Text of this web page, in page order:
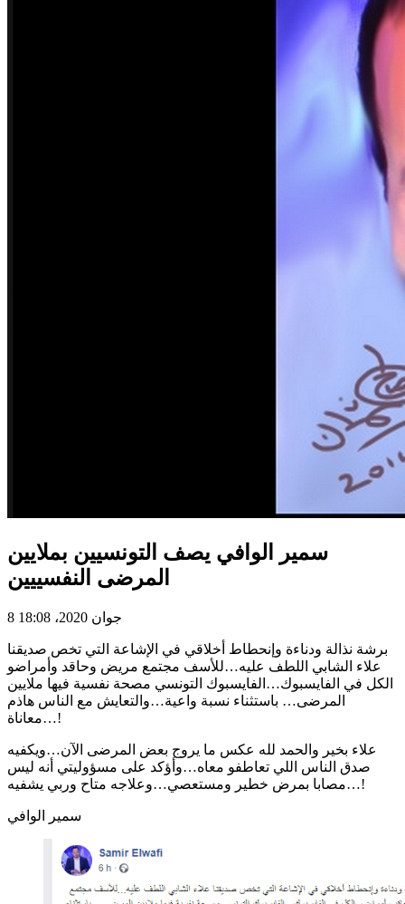
سمير الوافي يصف التونسيين بملايين
المرضى النفسييين
8 جوان 2020، 18:08
برشة نذالة ودناءة وإنحطاط أخلاقي في الإشاعة التي تخص صديقنا
علاء الشابي اللطف عليه…للأسف مجتمع مريض وحاقد وأمراضو
الكل في الفايسبوك…الفايسبوك التونسي مصحة نفسية فيها ملايين
المرضى… باستثناء نسبة واعية…والتعايش مع الناس هاذم
معاناة…!
علاء بخير والحمد لله عكس ما يروج بعض المرضى الآن…ويكفيه
صدق الناس اللي تعاطفو معاه…وأؤكد على مسؤوليتي أنه ليس
مصابا بمرض خطير ومستعصي…وعلاجه متاح وربي يشفيه…!
سمير الوافي